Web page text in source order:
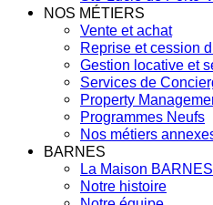
NOS MÉTIERS
Vente et achat
Reprise et cession
Gestion locative et
Services de
Property
Programmes Neufs
Nos métiers
BARNES
La Maison BARNES
Notre histoire